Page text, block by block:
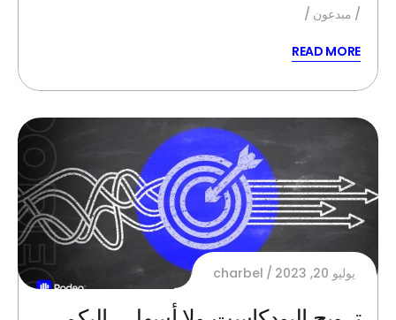
مبدعون
READ MORE
يوليو 20, 2023 charbel